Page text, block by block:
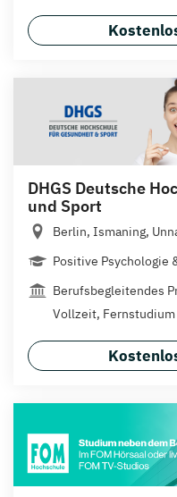
DHGS Deutsche
und Sport
Berlin, Ismaning,
Positive Psychologie
Berufsbegleitendes
Vollzeit, Fernstudium